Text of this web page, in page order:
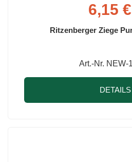
6,15
Ritzenberger Ziege
Art.-Nr. NEW-
DETAILS